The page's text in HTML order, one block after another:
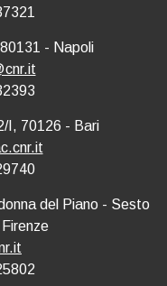
- Napoli
I, 70126 - Bari
del Piano - Sesto